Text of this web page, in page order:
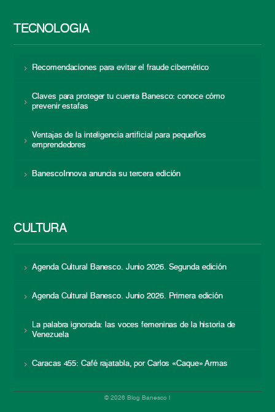
TECNOLOGÍA
Recomendaciones para evitar el fraude cibernético
Claves para proteger tu cuenta Banesco: conoce cómo
prevenir estafas
Ventajas de la inteligencia artificial para pequeños
emprendedores
BanescoInnova anuncia su tercera edición
CULTURA
Agenda Cultural Banesco. Junio 2026. Segunda edición
Agenda Cultural Banesco. Junio 2026. Primera edición
La palabra ignorada: las voces femeninas de la historia de
Venezuela
Caracas 455: Café rajatabla, por Carlos «Caque» Armas
© 2026 Blog Banesco |